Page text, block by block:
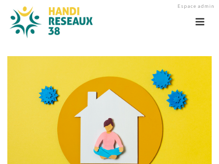
Espace admin